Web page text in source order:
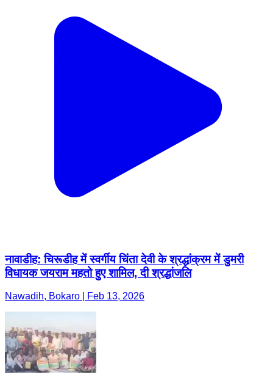
नावाडीह: चिरूडीह में स्वर्गीय चिंता देवी के श्रद्धांक्रम में डुमरी
विधायक जयराम महतो हुए शामिल, दी श्रद्धांजलि
Nawadih, Bokaro | Feb 13, 2026